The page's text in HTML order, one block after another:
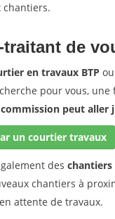
chantiers.
traitant de
en travaux BTP
pour vous,
commission peut aller
un courtier travaux
des
chantiers à
attente de travaux.